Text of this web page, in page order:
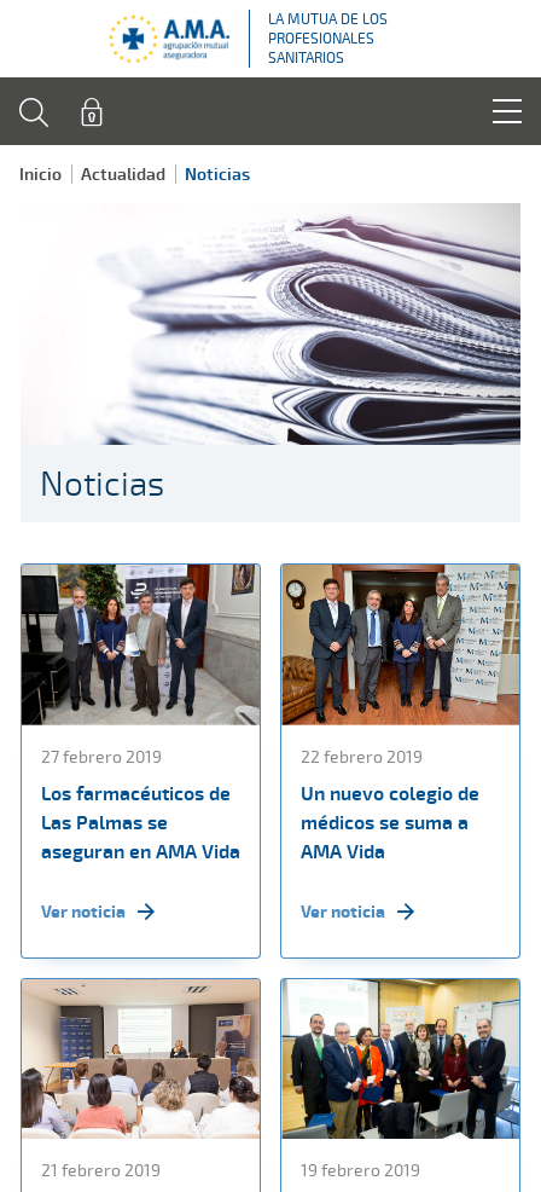
LA MUTUA DE LOS
PROFESIONALES
SANITARIOS
Inicio Actualidad Noticias
Noticias
27 febrero 2019
Los farmacéuticos de
Las Palmas se
aseguran en AMA Vida
Ver noticia
22 febrero 2019
Un nuevo colegio de
médicos se suma a
AMA Vida
Ver noticia
21 febrero 2019 19 febrero 2019